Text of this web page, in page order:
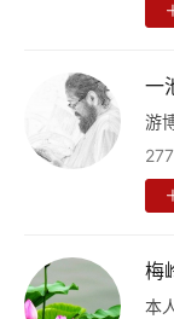
题
一
游
277
梅
本